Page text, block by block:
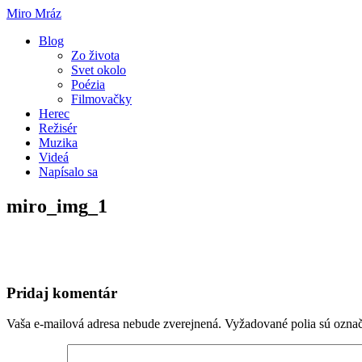
Miro Mráz
Blog
Zo života
Svet okolo
Poézia
Filmovačky
Herec
Režisér
Muzika
Videá
Napísalo sa
miro_img_1
Pridaj komentár
Vaša e-mailová adresa nebude zverejnená. Vyžadované polia sú